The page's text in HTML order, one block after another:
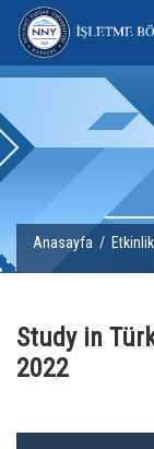
Anasayfa /
Study in
2022